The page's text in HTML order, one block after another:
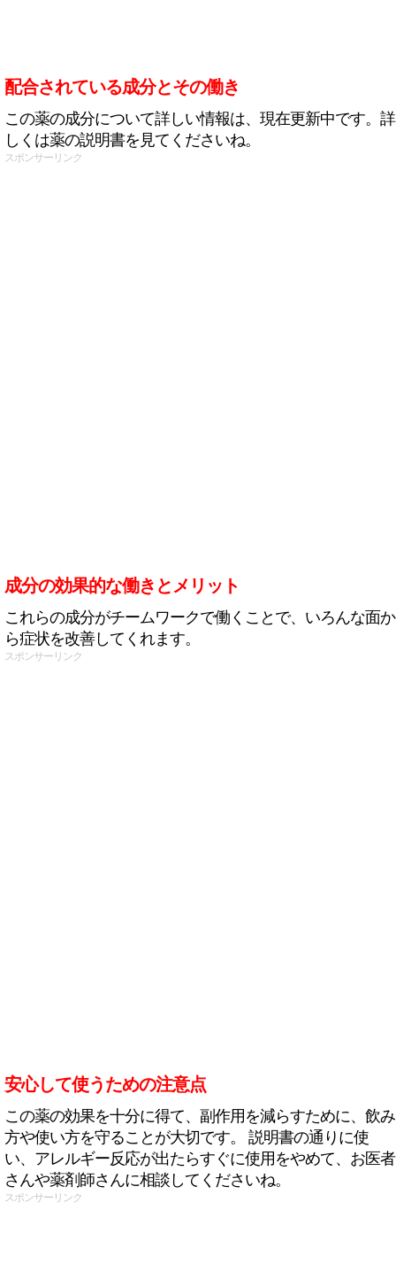
配合されている成分とその働き
この薬の成分について詳しい情報は、現在更新中です。詳
しくは薬の説明書を見てくださいね。
スポンサーリンク
成分の効果的な働きとメリット
これらの成分がチームワークで働くことで、いろんな面か
ら症状を改善してくれます。
スポンサーリンク
安心して使うための注意点
この薬の効果を十分に得て、副作用を減らすために、飲み
方や使い方を守ることが大切です。 説明書の通りに使
い、アレルギー反応が出たらすぐに使用をやめて、お医者
さんや薬剤師さんに相談してくださいね。
スポンサーリンク